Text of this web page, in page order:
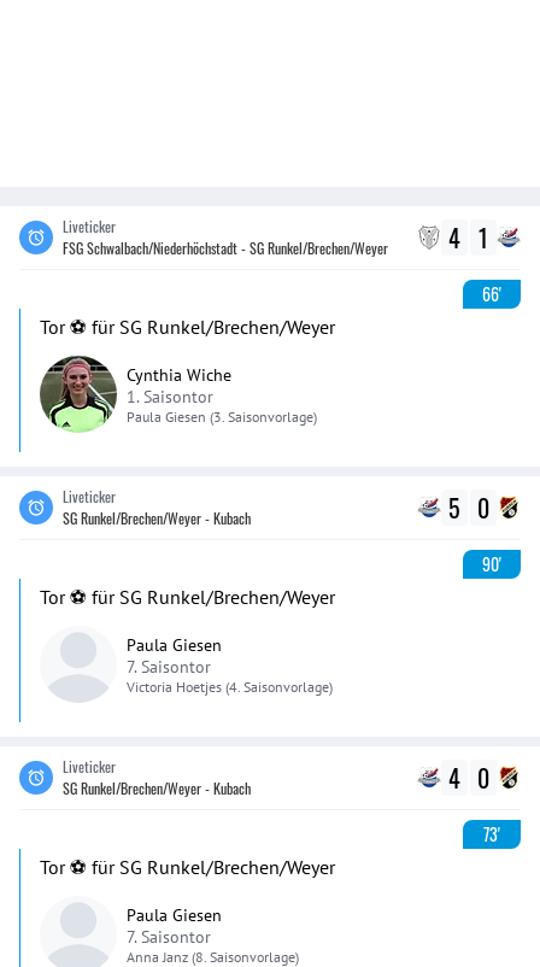
Liveticker
FSG Schwalbach/Niederhöchstadt - SG Runkel/Brechen/Weyer
4 1
66'
Tor ⚽️ für SG Runkel/Brechen/Weyer
Cynthia Wiche
1. Saisontor
Paula Giesen (3. Saisonvorlage)
Liveticker
SG Runkel/Brechen/Weyer - Kubach
5 0
90'
Tor ⚽️ für SG Runkel/Brechen/Weyer
Paula Giesen
7. Saisontor
Victoria Hoetjes (4. Saisonvorlage)
Liveticker
SG Runkel/Brechen/Weyer - Kubach
4 0
73'
Tor ⚽️ für SG Runkel/Brechen/Weyer
Paula Giesen
7. Saisontor
Anna Janz (8. Saisonvorlage)